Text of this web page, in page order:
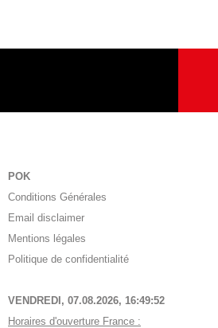
POK
Conditions Générales
Email disclaimer
Mentions légales
Politique de confidentialité
VENDREDI, 07.08.2026, 16:49:53
Horaires d'ouverture France :